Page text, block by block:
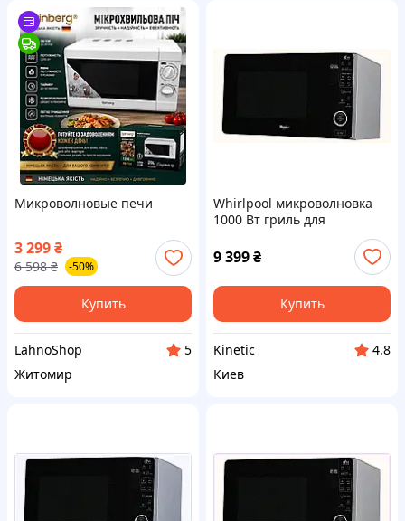
Микроволновые печи
3 299₴
6 598 ₴ -50%
Купить
LahnoShop
5
Житомир
Whirlpool микроволновка
1000 Вт гриль для
9 399₴
Купить
Kinetic
4.8
Киев